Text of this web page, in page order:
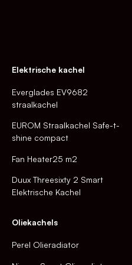
Elektrische kachel
Everglades EV9682
straalkachel
EUROM Straalkachel Safe-t-
shine compact
Fan Heater25 m2
Duux Threesixty 2 Smart
Elektrische Kachel
Oliekachels
Perel Olieradiator